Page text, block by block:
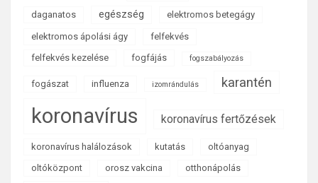
daganatos egészség elektromos betegágy
elektromos ápolási ágy
felfekvés
felfekvés kezelése
fogfájás fogszabályozás
fogászat influenza izomrándulás karantén
koronavírus koronavírus fertőzések
koronavírus halálozások kutatás
oltóanyag
oltóközpont
orosz vakcina
otthonápolás